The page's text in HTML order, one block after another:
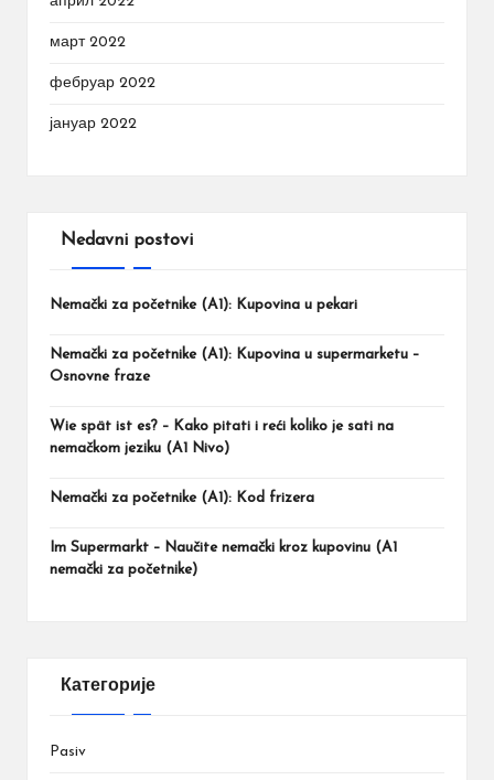
март 2022
фебруар 2022
јануар 2022
Nedavni postovi
Nemački za početnike (A1): Kupovina u pekari
Nemački za početnike (A1): Kupovina u supermarketu –
Osnovne fraze
Wie spät ist es? – Kako pitati i reći koliko je sati na
nemačkom jeziku (A1 Nivo)
Nemački za početnike (A1): Kod frizera
Im Supermarkt – Naučite nemački kroz kupovinu (A1
nemački za početnike)
Категорије
Pasiv